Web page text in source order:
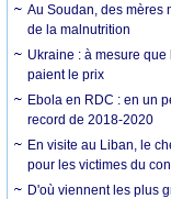
Au Soudan, des mères
de la malnutrition
Ukraine : à mesure
paient le prix
Ebola en RDC : en un
record de 2018-2020
En visite au Liban, le
pour les victimes du
D'où viennent les plus